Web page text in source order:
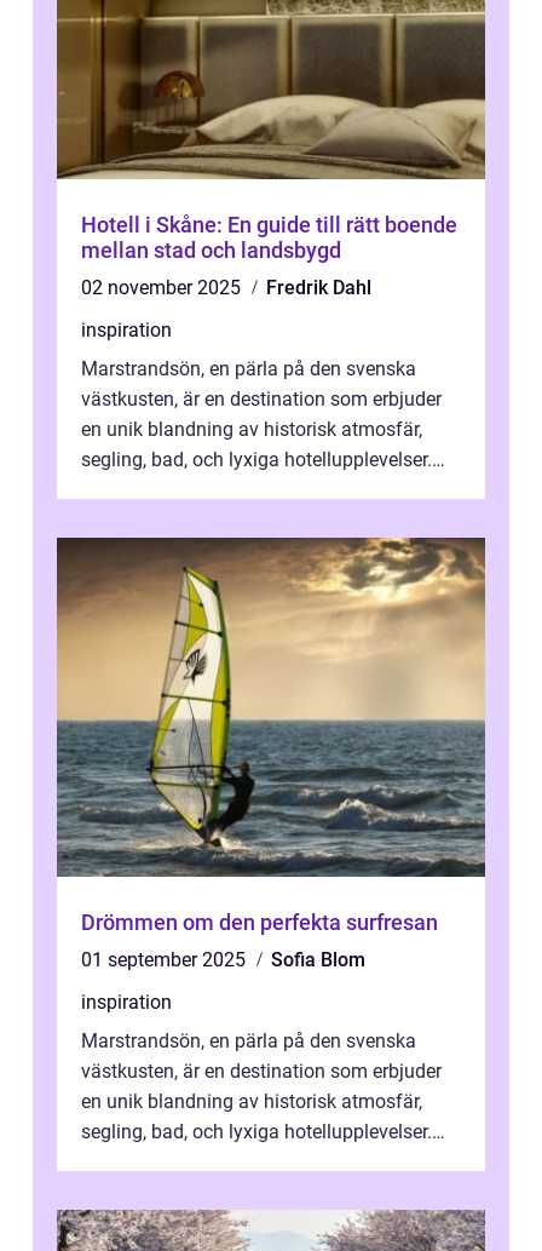
Hotell i Skåne: En guide till rätt boende
mellan stad och landsbygd
02 november 2025
Fredrik Dahl
inspiration
Marstrandsön, en pärla på den svenska
västkusten, är en destination som erbjuder
en unik blandning av historisk atmosfär,
segling, bad, och lyxiga hotellupplevelser.
Drömmen om den perfekta surfresan
01 september 2025
Sofia Blom
inspiration
Marstrandsön, en pärla på den svenska
västkusten, är en destination som erbjuder
en unik blandning av historisk atmosfär,
segling, bad, och lyxiga hotellupplevelser.